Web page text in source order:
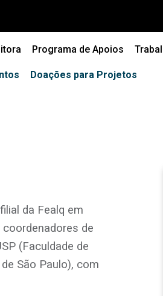
Programa de Apoios
Doações para Projetos
USP
da Fealq em
de
(Faculdade de
São Paulo), com